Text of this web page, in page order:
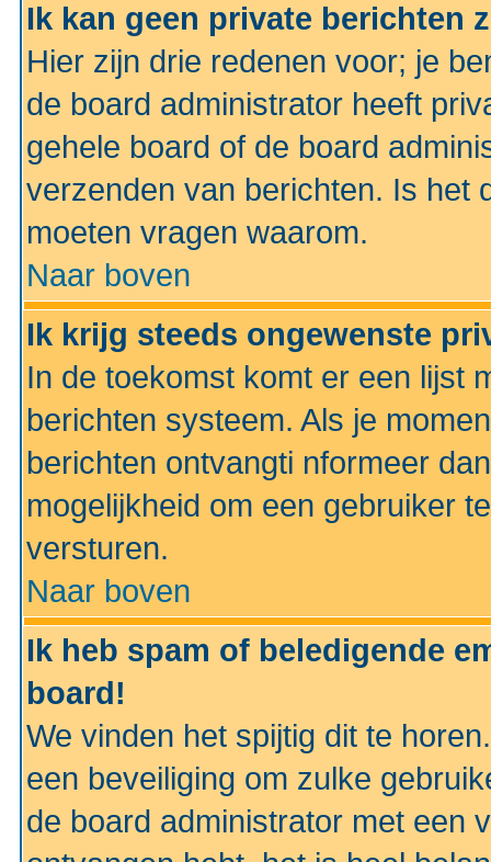
Ik kan geen private berichten
Hier zijn drie redenen voor; je
de board administrator heeft
gehele board of de board
verzenden van berichten. Is het
moeten vragen waarom.
Naar boven
Ik krijg steeds ongewenste
In de toekomst komt er een lijst
berichten systeem. Als je
berichten ontvangti nformeer
mogelijkheid om een gebruiker
versturen.
Naar boven
Ik heb spam of beledigende
board!
We vinden het spijtig dit te
een beveiliging om zulke
de board administrator met een